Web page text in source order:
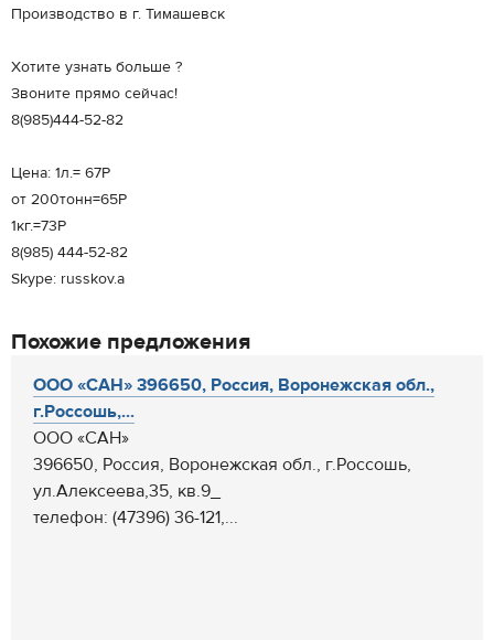
Производство в г. Тимашевск
Хотите узнать больше ?
Звоните прямо сейчас!
8(985)444-52-82
Цена: 1л.= 67Р
от 200тонн=65Р
1кг.=73Р
8(985) 444-52-82
Skype: russkov.a
Похожие предложения
ООО «САН» 396650, Россия, Воронежская обл.,
г.Россошь,...
ООО «САН»
396650, Россия, Воронежская обл., г.Россошь,
ул.Алексеева,35, кв.9_
телефон: (47396) 36-121,...